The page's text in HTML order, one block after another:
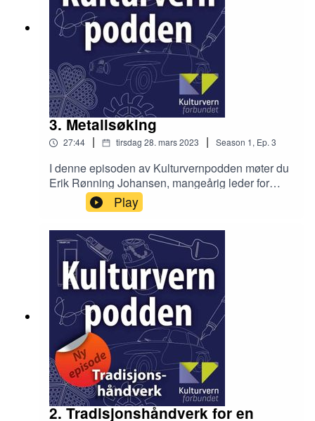
Politisk deltagelse:
Tage Pettersen (Høyre)
Kathy Lie (SV)
Emma Lind (V)
Åslaug Sem-Jacobsen (Senterpartiet)
3. Metallsøking
27:44 | tirsdag 28. mars 2023 | Season 1, Ep. 3
I denne episoden av Kulturvernpodden møter du
Erik Rønning Johansen, mangeårig leder for
Norges Metallsøkerforening og en ivrig
metallsøkerentusiast. Det er snart vår og
metallsøkerne skal snart ut på åkrer og jorder og
lete etter skjulte skatter igjen. Hør mer om
hvordan de jobber og samler inn viktige biter til
vår historieforståelse
Play
2. Tradisjonshåndverk for en